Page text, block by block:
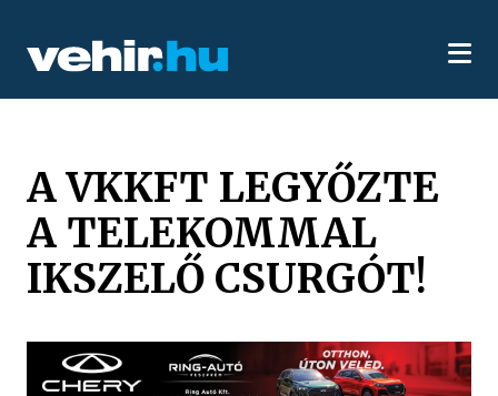
A VKKFT LEGYŐZTE
A TELEKOMMAL
IKSZELŐ CSURGÓT!